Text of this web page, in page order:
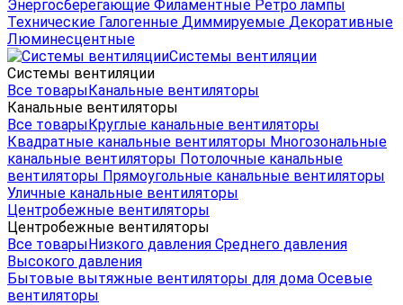
Энергосберегающие Филаментные Ретро лампы
Технические Галогенные Диммируемые Декоративные
Люминесцентные
Системы вентиляции
Системы вентиляции
Все товарыКанальные вентиляторы
Канальные вентиляторы
Все товарыКруглые канальные вентиляторы
Квадратные канальные вентиляторы Многозональные
канальные вентиляторы Потолочные канальные
вентиляторы Прямоугольные канальные вентиляторы
Уличные канальные вентиляторы
Центробежные вентиляторы
Центробежные вентиляторы
Все товарыНизкого давления Среднего давления
Высокого давления
Бытовые вытяжные вентиляторы для дома Осевые
вентиляторы